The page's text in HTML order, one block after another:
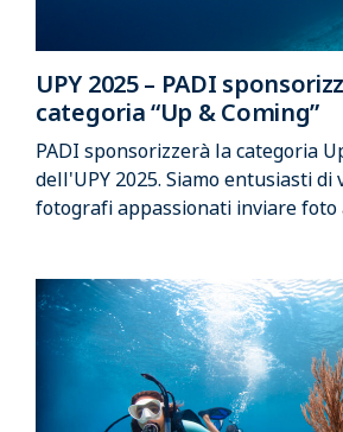
UPY 2025 – PADI
categoria “Up & Coming”
PADI sponsorizzerà la categoria
dell'UPY 2025. Siamo entusiasti di
fotografi appassionati inviare foto